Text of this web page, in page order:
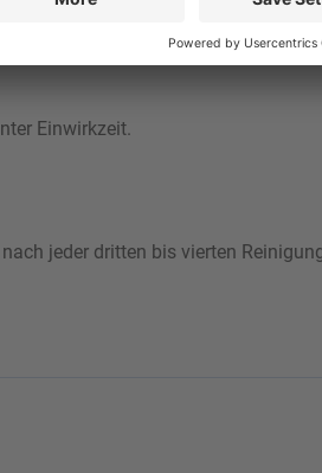
Einwirkzeit.
jeder dritten bis vierten